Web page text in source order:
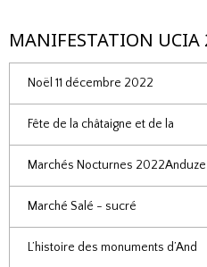
MANIFESTATION UCIA
Noël 11 décembre 2022
Fête de la châtaigne et de la
Marchés Nocturnes 2022Anduze
Marché Salé - sucré
L’histoire des monuments d’And